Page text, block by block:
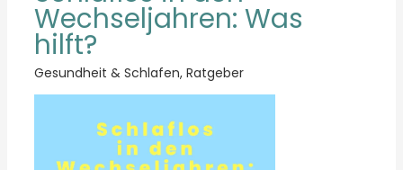
Wechseljahren: Was
hilft?
Gesundheit & Schlafen, Ratgeber